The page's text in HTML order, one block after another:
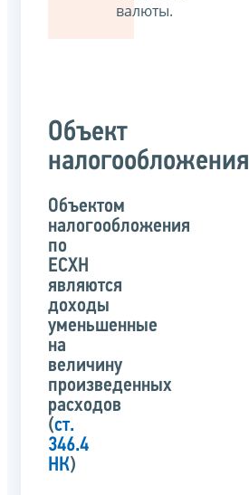
валюты.
Объект
налогообложения
Объектом
налогообложения
по
ЕСХН
являются
доходы
уменьшенные
на
величину
произведенных
расходов
(ст.
346.4
НК)